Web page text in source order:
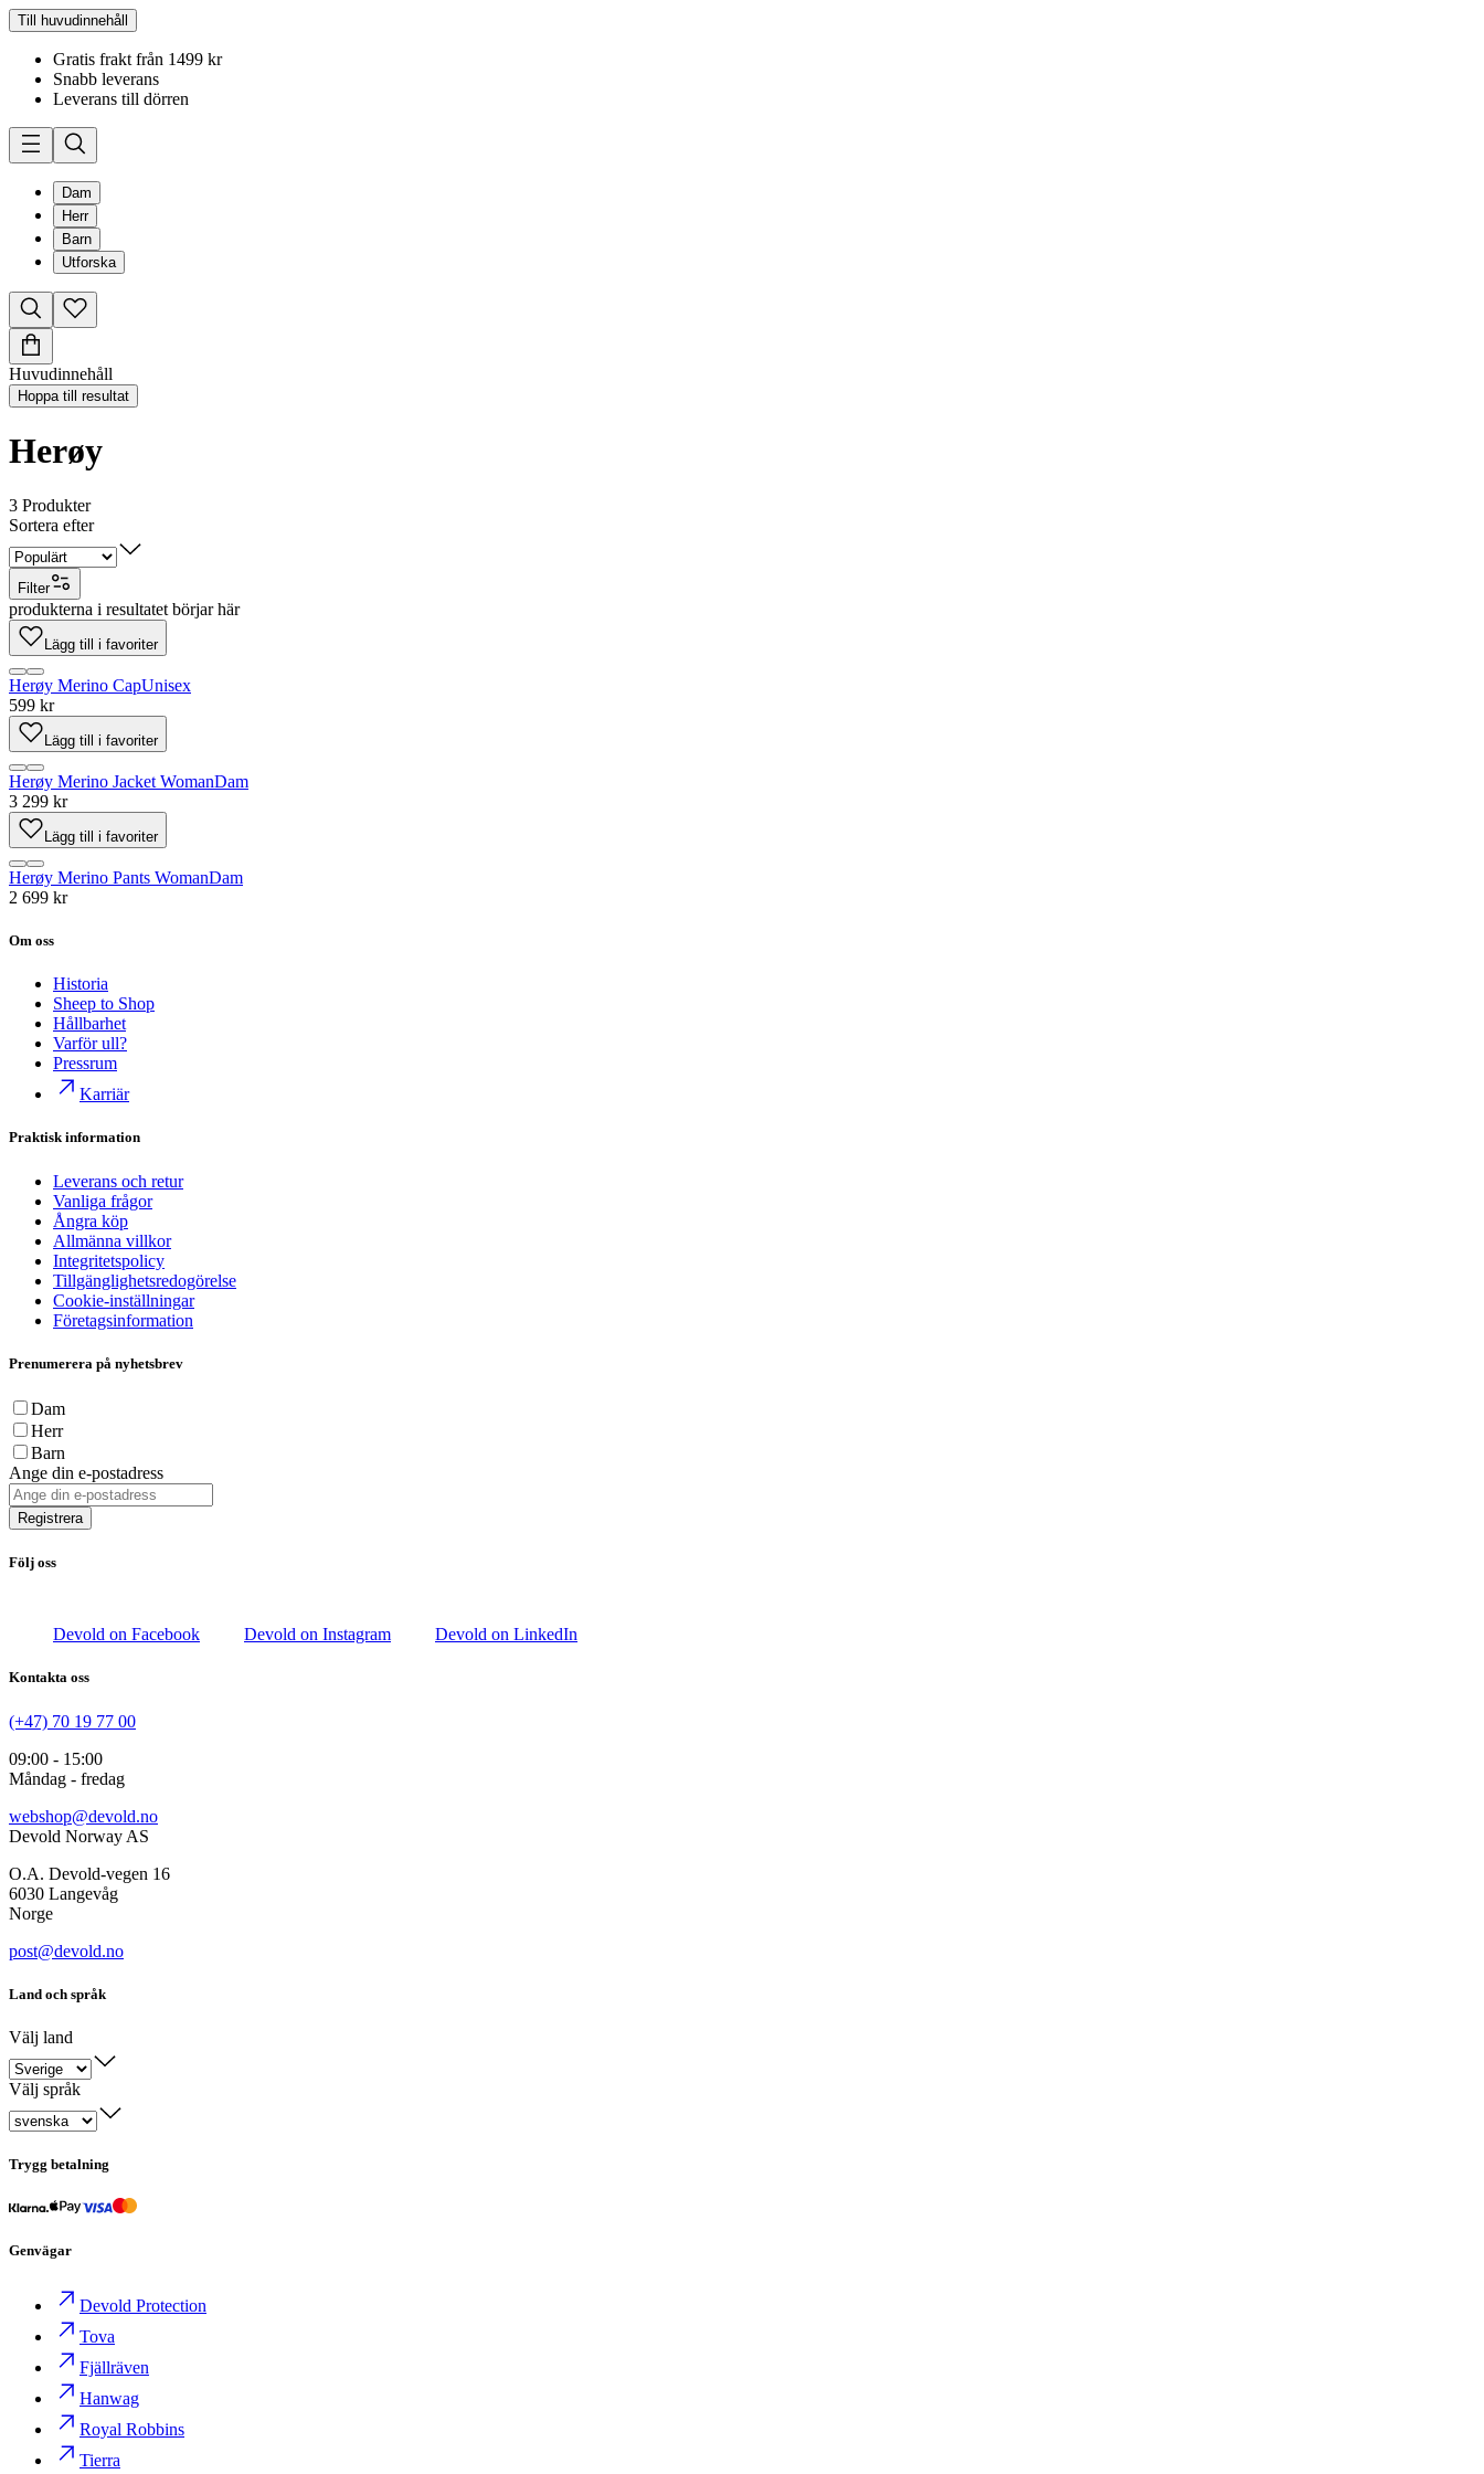
Till huvudinnehåll
Gratis frakt från 1499 kr
Snabb leverans
Leverans till dörren
Dam
Herr
Barn
Utforska
Huvudinnehåll
Hoppa till resultat
Herøy
3 Produkter
Sortera efter
Filter
produkterna i resultatet börjar här
Lägg till i favoriter
Herøy Merino CapUnisex
599 kr
Lägg till i favoriter
Herøy Merino Jacket WomanDam
3 299 kr
Lägg till i favoriter
Herøy Merino Pants WomanDam
2 699 kr
Om oss
Historia
Sheep to Shop
Hållbarhet
Varför ull?
Pressrum
Karriär
Praktisk information
Leverans och retur
Vanliga frågor
Ångra köp
Allmänna villkor
Integritetspolicy
Tillgänglighetsredogörelse
Cookie-inställningar
Företagsinformation
Prenumerera på nyhetsbrev
Dam
Herr
Barn
Ange din e-postadress
Registrera
Följ oss
Devold on Facebook Devold on Instagram Devold on LinkedIn
Kontakta oss
(+47) 70 19 77 00
09:00 - 15:00
Måndag - fredag
webshop@devold.no
Devold Norway AS
O.A. Devold-vegen 16
6030 Langevåg
Norge
post@devold.no
Land och språk
Välj land
Välj språk
Trygg betalning
Genvägar
Devold Protection
Tova
Fjällräven
Hanwag
Royal Robbins
Tierra